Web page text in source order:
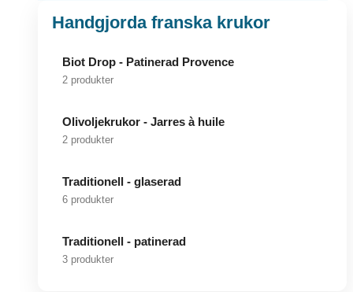
Handgjorda franska krukor
Biot Drop - Patinerad Provence
2 produkter
Olivoljekrukor - Jarres à huile
2 produkter
Traditionell - glaserad
6 produkter
Traditionell - patinerad
3 produkter